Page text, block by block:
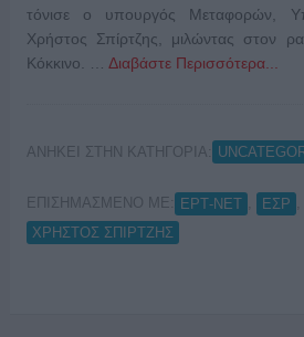
τόνισε ο υπουργός Μεταφορών,
Χρήστος Σπίρτζης, μιλώντας στον
Κόκκινο. … Διαβάστε Περισσότερα...
ΑΝΗΚΕΙ ΣΤΗΝ ΚΑΤΗΓΟΡΙΑ:
ΕΠΙΣΗΜΑΣΜΕΝΟ ΜΕ: ΕΡΤ-ΝΕΤ ΕΣΡ
ΧΡΗΣΤΟΣ ΣΠΙΡΤΖΗΣ